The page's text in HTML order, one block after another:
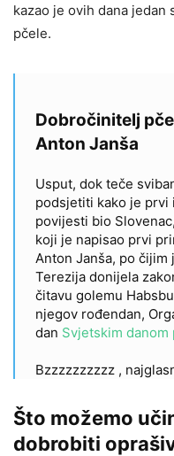
kazao je ovih dana
pčele.
Dobročinitelj
Anton Janša
Usput, dok teče
podsjetiti kako je prvi
povijesti bio
koji je napisao prvi
Anton Janša, po čijim
Terezija donijela
čitavu golemu
njegov rođendan,
dan Svjetskim danom
Bzzzzzzzzzz ,
Što možemo
dobrobiti